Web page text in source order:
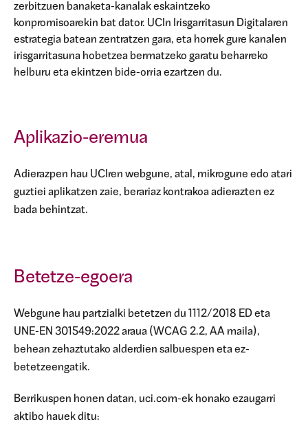
zerbitzuen banaketa-kanalak eskaintzeko
konpromisoarekin bat dator. UCIn Irisgarritasun Digitalaren
estrategia batean zentratzen gara, eta horrek gure kanalen
irisgarritasuna hobetzea bermatzeko garatu beharreko
helburu eta ekintzen bide-orria ezartzen du.
Aplikazio-eremua
Adierazpen hau UCIren webgune, atal, mikrogune edo atari
guztiei aplikatzen zaie, berariaz kontrakoa adierazten ez
bada behintzat.
Betetze-egoera
Webgune hau partzialki betetzen du 1112/2018 ED eta
UNE-EN 301549:2022 araua (WCAG 2.2, AA maila),
behean zehaztutako alderdien salbuespen eta ez-
betetzeengatik.
Berrikuspen honen datan, uci.com-ek honako ezaugarri
aktibo hauek ditu: